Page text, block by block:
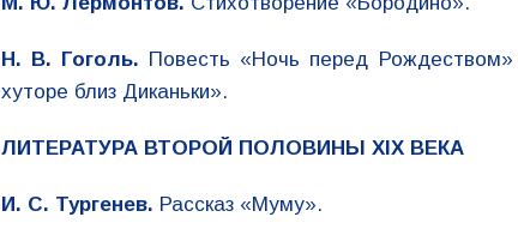
Н. В. Гоголь. Повесть «Ночь перед Рождеством»
хуторе близ Диканьки».
ЛИТЕРАТУРА ВТОРОЙ ПОЛОВИНЫ XIX ВЕКА
И. С. Тургенев. Рассказ «Муму».